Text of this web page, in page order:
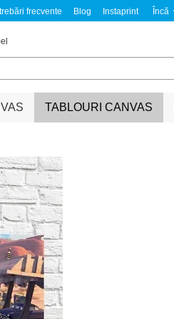
frecvente Blog Instaprint Încă
TABLOURI CANVAS